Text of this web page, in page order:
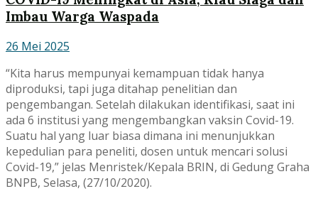
Imbau Warga Waspada
26 Mei 2025
“Kita harus mempunyai kemampuan tidak hanya
diproduksi, tapi juga ditahap penelitian dan
pengembangan. Setelah dilakukan identifikasi, saat ini
ada 6 institusi yang mengembangkan vaksin Covid-19.
Suatu hal yang luar biasa dimana ini menunjukkan
kepedulian para peneliti, dosen untuk mencari solusi
Covid-19,” jelas Menristek/Kepala BRIN, di Gedung Graha
BNPB, Selasa, (27/10/2020).